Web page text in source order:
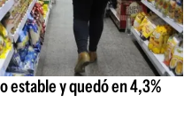
estable y quedó en 4,3%